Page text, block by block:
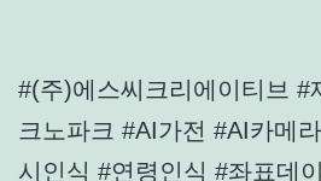
#(주)에스씨크리에이티브 #
크노파크 #AI가전 #AI카메
시인식 #연령인식 #좌표데